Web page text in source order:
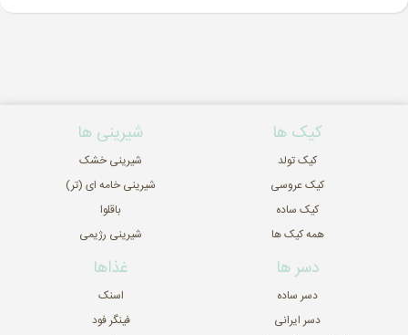
کیک ها
کیک تولد
کیک عروسی
کیک ساده
همه کیک ها
شیرینی ها
شیرینی خشک
شیرینی خامه ای (تر)
باقلوا
شیرینی رژیمی
دسر ها
دسر ساده
دسر ایرانی
غذاها
اسنک
فینگر فود